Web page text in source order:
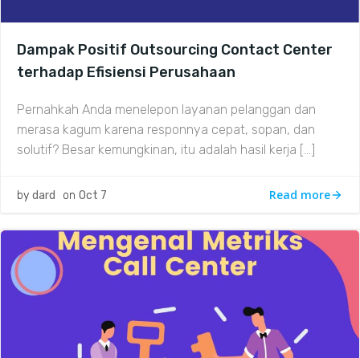
Dampak Positif Outsourcing Contact Center
terhadap Efisiensi Perusahaan
Pernahkah Anda menelepon layanan pelanggan dan
merasa kagum karena responnya cepat, sopan, dan
solutif? Besar kemungkinan, itu adalah hasil kerja […]
by dard on Oct 7 Read more